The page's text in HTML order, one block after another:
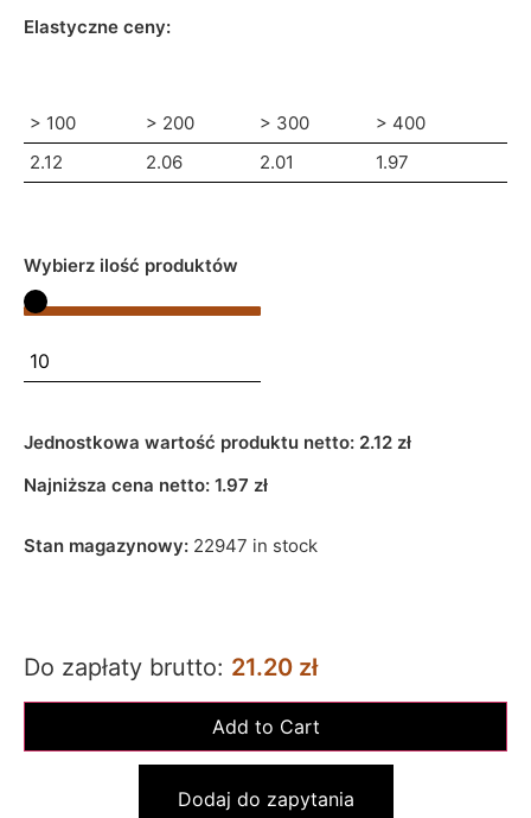
Elastyczne ceny:
> 100 > 200 > 300
> 400
2.12
2.06 2.01 1.97
Wybierz ilość produktów
Jednostkowa wartość produktu netto: 2.12 zł
Najniższa cena netto: 1.97 zł
Stan magazynowy: 22947 in stock
Do zapłaty brutto: 21.20 zł
Dodaj do zapytania